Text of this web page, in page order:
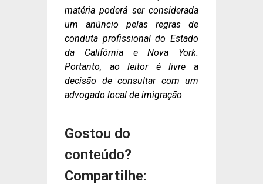
matéria poderá ser considerada
um anúncio pelas regras de
conduta profissional do Estado
da Califórnia e Nova York.
Portanto, ao leitor é livre a
decisão de consultar com um
advogado local de imigração
Gostou do
conteúdo?
Compartilhe: